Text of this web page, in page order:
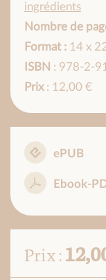
ingrédients
Nombre de
Format : 14 x
ISBN : 978-2-
Prix: 12,00 €
ePUB
Ebook-
Prix :